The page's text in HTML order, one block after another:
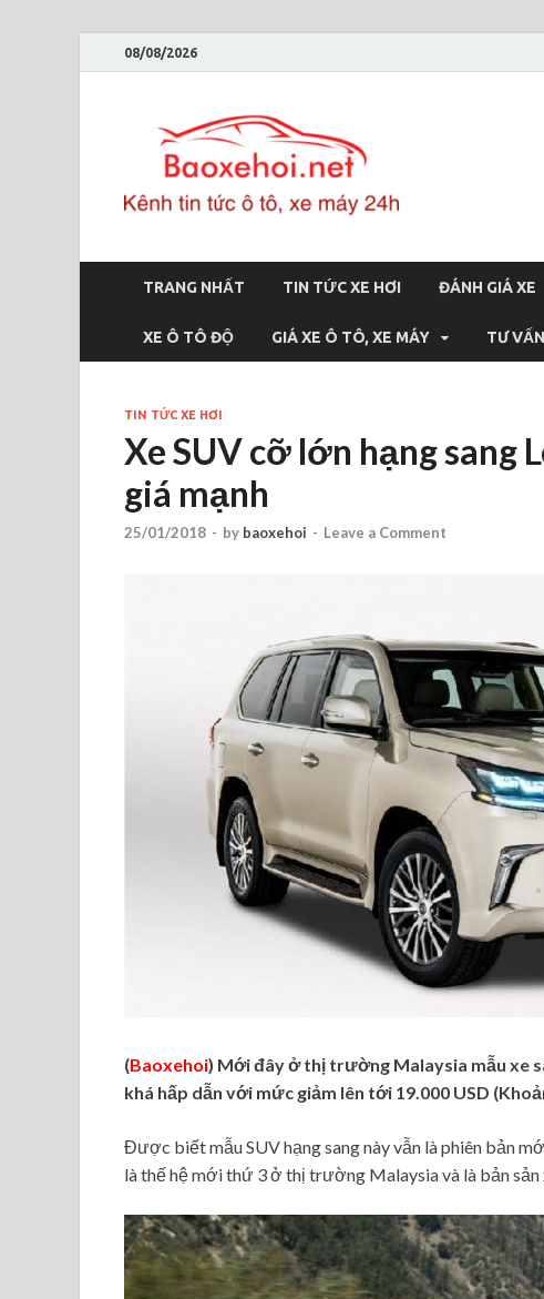
08/08/2026
TRANG NHẤT TIN TỨC XE HƠI ĐÁNH GIÁ XE
XE Ô TÔ ĐỘ GIÁ XE Ô TÔ, XE MÁY TƯ
TIN TỨC XE HƠI
Xe SUV cỡ lớn hạng sang
giá mạnh
25/01/2018 - by baoxehoi - Leave a Comment
(Baoxehoi) Mới đây ở thị trường Malaysia mẫu xe
khá hấp dẫn với mức giảm lên tới 19.000 USD
Được biết mẫu SUV hạng sang này vẫn là phiên bản
là thế hệ mới thứ 3 ở thị trường Malaysia và là bản sản